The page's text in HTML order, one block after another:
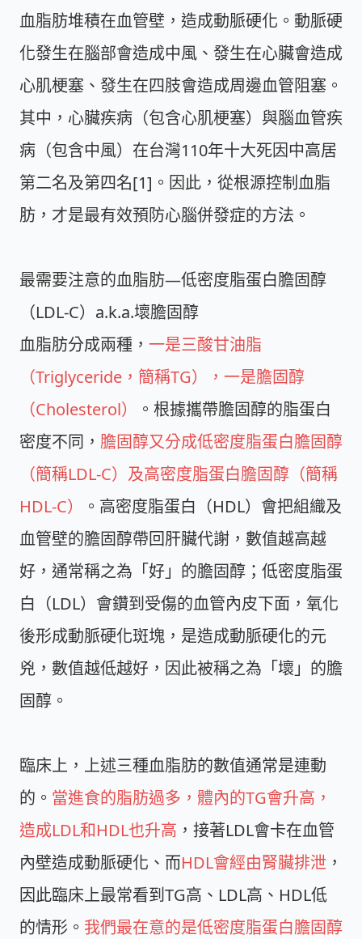
血脂肪堆積在血管壁，造成動脈硬化。動脈硬
化發生在腦部會造成中風、發生在心臟會造成
心肌梗塞、發生在四肢會造成周邊血管阻塞。
其中，心臟疾病（包含心肌梗塞）與腦血管疾
病（包含中風）在台灣110年十大死因中高居
第二名及第四名[1]。因此，從根源控制血脂
肪，才是最有效預防心腦併發症的方法。
最需要注意的血脂肪—低密度脂蛋白膽固醇
（LDL-C）a.k.a.壞膽固醇
血脂肪分成兩種， 一是三酸甘油脂
（Triglyceride，簡稱TG），一是膽固醇
（Cholesterol）
。根據攜帶膽固醇的脂蛋白
密度不同， 膽固醇又分成低密度脂蛋白膽固醇
（簡稱LDL-C）及高密度脂蛋白膽固醇（簡稱
HDL-C）
。高密度脂蛋白（HDL）會把組織及
血管壁的膽固醇帶回肝臟代謝，數值越高越
好，通常稱之為「好」的膽固醇；低密度脂蛋
白（LDL）會鑽到受傷的血管內皮下面，氧化
後形成動脈硬化斑塊，是造成動脈硬化的元
兇，數值越低越好，因此被稱之為「壞」的膽
固醇。
臨床上，上述三種血脂肪的數值通常是連動
的。 當進食的脂肪過多，體內的TG會升高，
造成LDL和HDL也升高 ，接著LDL會卡在血管
內壁造成動脈硬化、而HDL會經由腎臟排泄 ，
因此臨床上最常看到TG高、LDL高、HDL低
的情形。 我們最在意的是低密度脂蛋白膽固醇